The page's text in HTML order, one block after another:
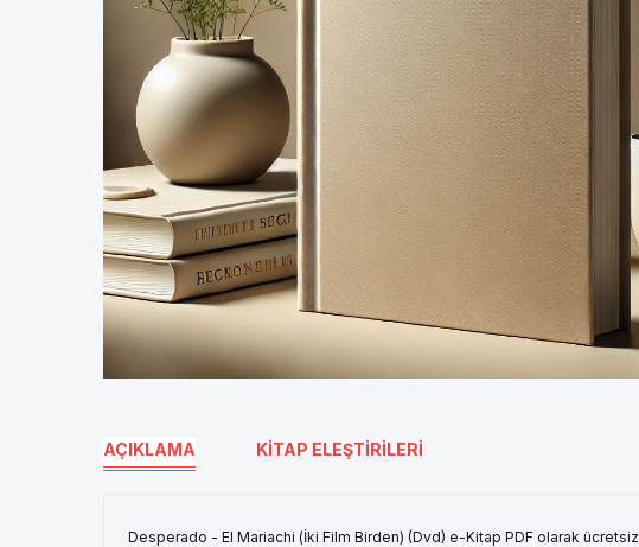
AÇIKLAMA KITAP ELEŞTIRILERI
Desperado - El Mariachi (İki Film Birden) (Dvd) e-Kitap PDF olarak ücretsiz